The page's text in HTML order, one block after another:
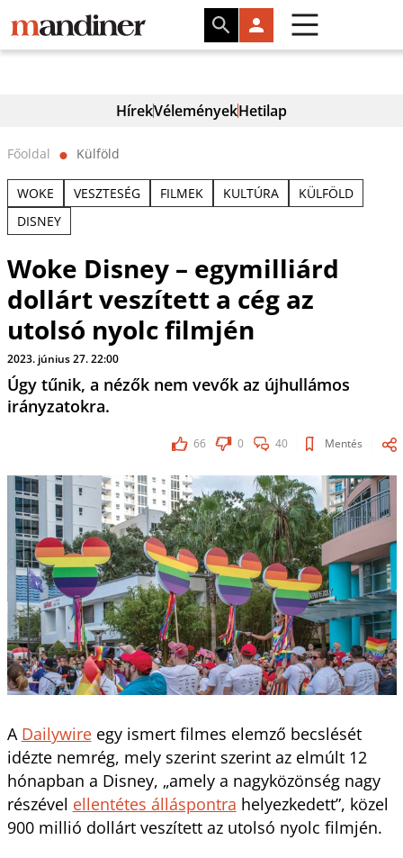
HírekVéleményekHetilap
Főoldal ⬤ Külföld
WOKE VESZTESÉG FILMEK KULTÚRA
KÜLFÖLD
DISNEY
Woke Disney – egymilliárd
dollárt veszített a cég az
utolsó nyolc filmjén
2023. június 27. 22:00
Úgy tűnik, a nézők nem vevők az újhullámos
irányzatokra.
66 0 40 Mentés
A Dailywireegy ismert filmes elemző becslését
idézte nemrég, mely szerint szerint az elmúlt 12
hónapban a Disney, „amely a nagyközönség nagy
részével ellentétes álláspontra helyezkedett”, közel
900 millió dollárt veszített az utolsó nyolc filmjén.